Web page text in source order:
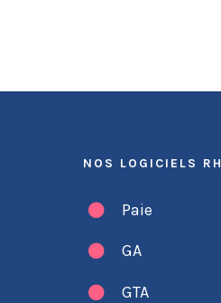
NOS LOGICIELS RH
Paie
GA
GTA